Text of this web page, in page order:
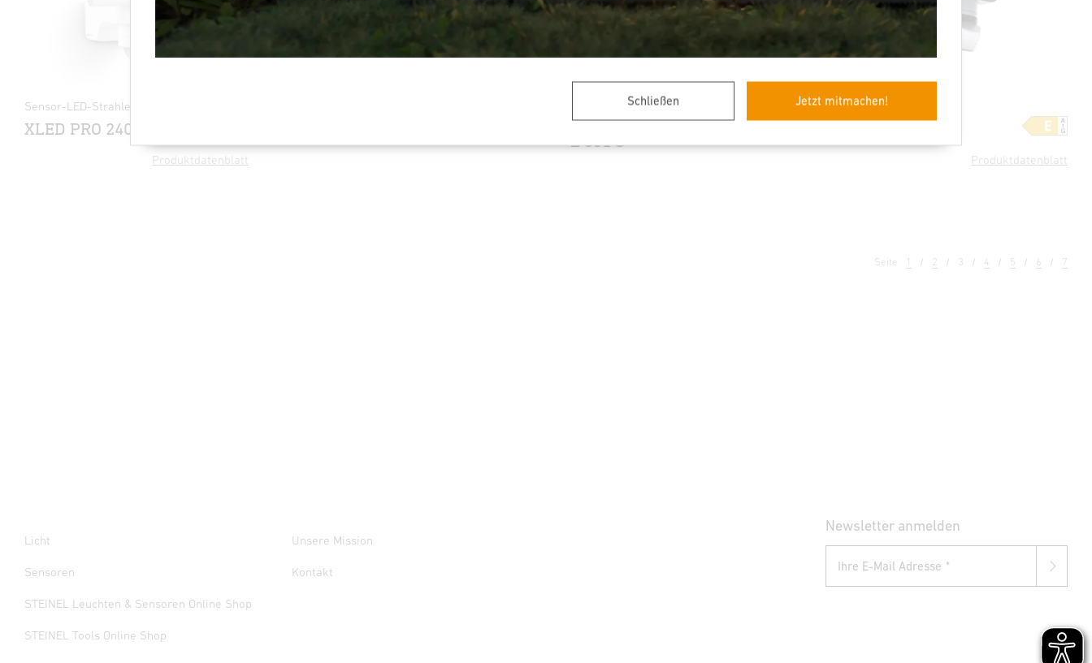
Schließen Jetzt mitmachen!
Produktdatenblatt
Sensor-LED-Strahler - Professional Line
XLED PRO 240 S
Sensor-LED-Außenleuchte - Professional
Line
L 331 S
Produktdatenblatt
Sensor-LED-Strahler
Seite 1 2 3 4 5 6 7
Licht
Sensoren
STEINEL Leuchten & Sensoren Online Shop
STEINEL Tools Online Shop
Unsere Mission
Kontakt
Newsletter anmelden
Ihre E-Mail Adresse